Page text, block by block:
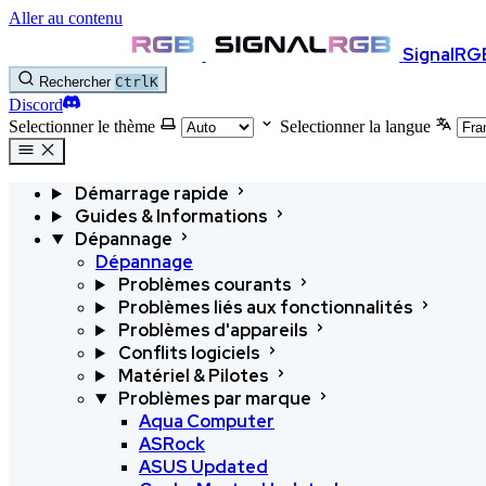
Aller au contenu
Rechercher CtrlK
Discord
Selectionner le thème
Selectionner la langue
Démarrage rapide
Guides & Informations
Dépannage
Dépannage
Problèmes courants
Problèmes liés aux fonctionnalités
Problèmes d'appareils
Conflits logiciels
Matériel & Pilotes
Problèmes par marque
Aqua Computer
ASRock
ASUS Updated